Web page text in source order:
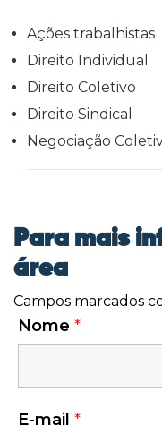
Ações trabalhistas
Direito Individual
Direito Coletivo
Direito Sindical
Negociação
Para mais
área
Campos marcados
Nome *
E-mail *